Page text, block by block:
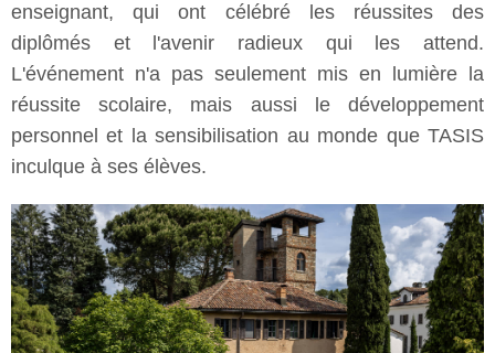
enseignant, qui ont célébré les réussites des
diplômés et l'avenir radieux qui les attend.
L'événement n'a pas seulement mis en lumière la
réussite scolaire, mais aussi le développement
personnel et la sensibilisation au monde que TASIS
inculque à ses élèves.